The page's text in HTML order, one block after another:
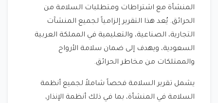
المنشأة مع اشتراطات ومتطلبات السلامة من
الحرائق. يُعد هذا التقرير إلزامياً لجميع المنشآت
التجارية، الصناعية، والتعليمية في المملكة العربية
السعودية، ويهدف إلى ضمان سلامة الأرواح
والممتلكات من مخاطر الحرائق.
يشمل تقرير السلامة فحصاً شاملاً لجميع أنظمة
السلامة في المنشأة، بما في ذلك أنظمة الإنذار،